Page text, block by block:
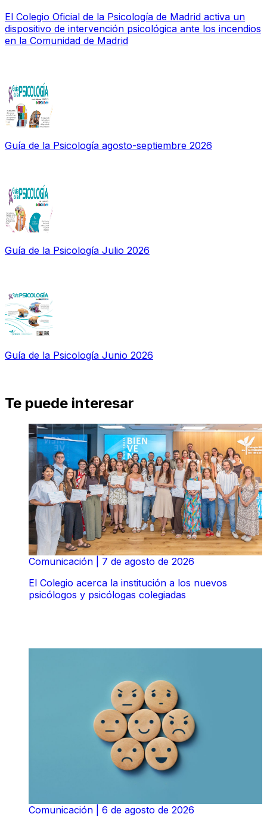
El Colegio Oficial de la Psicología de Madrid activa un
dispositivo de intervención psicológica ante los incendios
en la Comunidad de Madrid
Guía de la Psicología agosto-septiembre 2026
Guía de la Psicología Julio 2026
Guía de la Psicología Junio 2026
Te puede interesar
Comunicación
7 de agosto de 2026
El Colegio acerca la institución a los nuevos
psicólogos y psicólogas colegiadas
Comunicación
6 de agosto de 2026